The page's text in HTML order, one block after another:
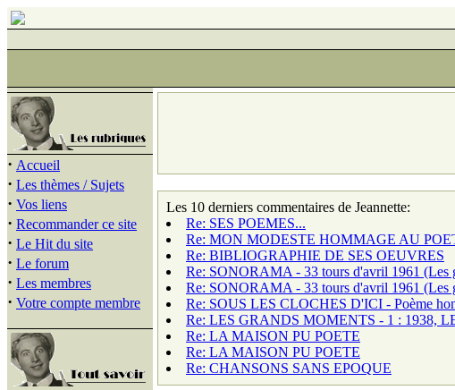
· Accueil
· Les thèmes / Sujets
· Vos liens
· Recommander ce site
· Le Hit du site
· Le forum
· Les membres
· Votre compte membre
Les 10 derniers commentaires de Jeannette:
Re: SES POEMES...
Re: MON MODESTE HOMMAGE AU
Re: BIBLIOGRAPHIE DE SES OEUVRES
Re: SONORAMA - 33 tours d'avril 1961 (Les
Re: SONORAMA - 33 tours d'avril 1961 (Les
Re: SOUS LES CLOCHES D'ICI - Poème
Re: LES GRANDS MOMENTS - 1 : 1938,
Re: LA MAISON PU POETE
Re: LA MAISON PU POETE
Re: CHANSONS SANS EPOQUE